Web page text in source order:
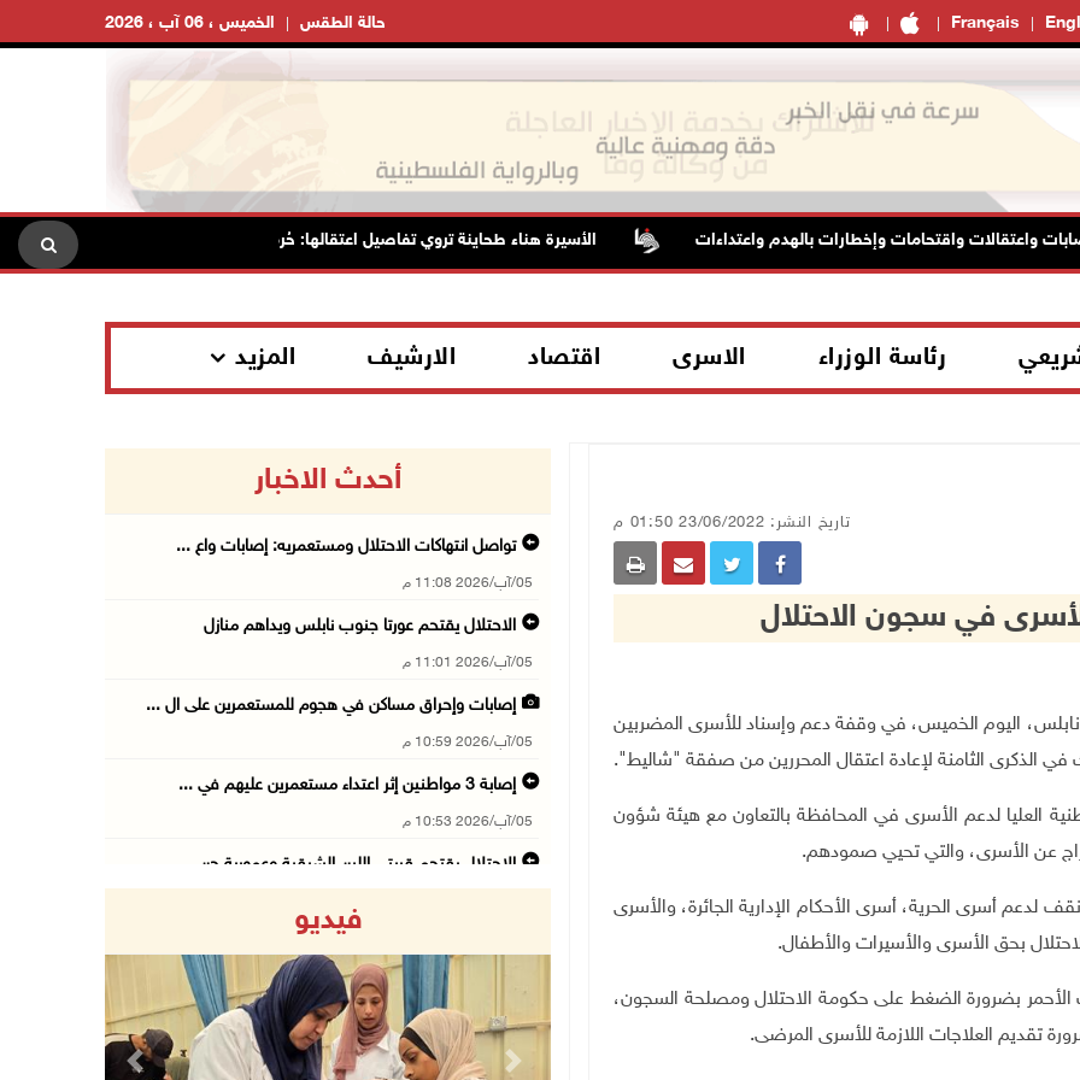
Français الخميس ، 06 آب ، 2026 حالة الطقس
واعتقالات واقتحامات وإخطارات بالهدم واعتداءات الأسيرة هناء طحاينة تروي تفاصيل اعتقالها: حُرمت من وداع أطفالها وتعرضت للإهانة
رئاسة الوزراء الاسرى اقتصاد الارشيف المزيد
تاريخ النشر: 23/06/2022 01:50 م
في سجون الاحتلال
محافظة نابلس، اليوم الخميس، في وقفة دعم وإسناد للأسرى المضربين
الذكرى الثامنة لإعادة اعتقال المحررين من صفقة "شاليط".
العليا لدعم الأسرى في المحافظة بالتعاون مع هيئة شؤون
عن الأسرى، والتي تحيي صمودهم.
أسرى الحرية، أسرى الأحكام الإدارية الجائرة، والأسرى
بحق الأسرى والأسيرات والأطفال.
بضرورة الضغط على حكومة الاحتلال ومصلحة السجون،
تقديم العلاجات اللازمة للأسرى المرضى.
أحدث الاخبار
تواصل انتهاكات الاحتلال ومستعمريه: إصابات واع ...
05/آب/2026 11:08 م
الاحتلال يقتحم عورتا جنوب نابلس ويداهم منازل
05/آب/2026 11:01 م
إصابات وإحراق مساكن في هجوم للمستعمرين على ال ...
05/آب/2026 10:59 م
إصابة 3 مواطنين إثر اعتداء مستعمرين عليهم في ...
05/آب/2026 10:53 م
الاحتلال يقتحم قريتي اللبن الشرقية وعمورية جن ...
مستعمرون يقتحمون بيت فجار جنوب بيت لحم
05/آب/2026 10:19 م
فيديو
Previous Next